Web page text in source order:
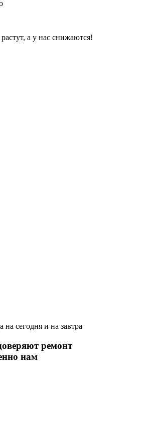
а у нас снижаются!
на сегодня и на завтра
ремонт
нам